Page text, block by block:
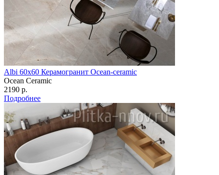
Albi 60х60 Керамогранит Ocean-ceramic
Ocean Ceramic
2190 р.
Подробнее